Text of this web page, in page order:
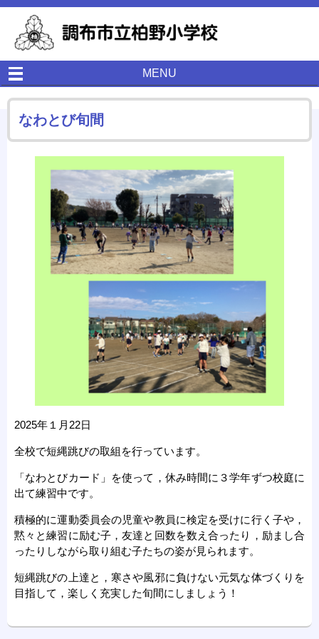
MENU
なわとび旬間
2025年１月22日
全校で短縄跳びの取組を行っています。
「なわとびカード」を使って，休み時間に３学年ずつ校庭に
出て練習中です。
積極的に運動委員会の児童や教員に検定を受けに行く子や，
黙々と練習に励む子，友達と回数を数え合ったり，励まし合
ったりしながら取り組む子たちの姿が見られます。
短縄跳びの上達と，寒さや風邪に負けない元気な体づくりを
目指して，楽しく充実した旬間にしましょう！